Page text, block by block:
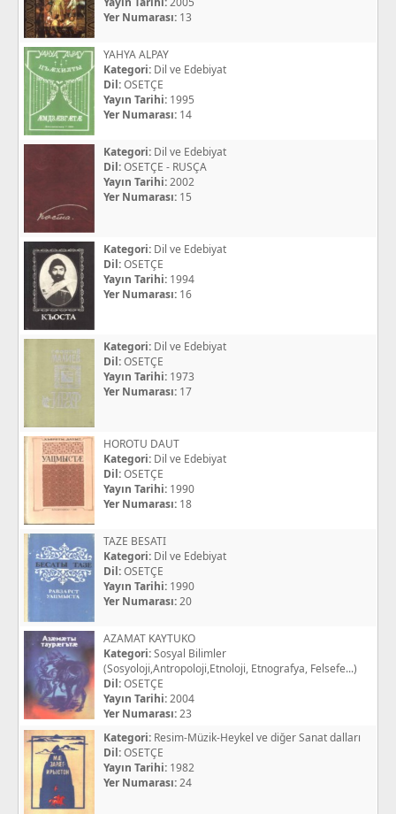
Yer Numarası: 13
YAHYA ALPAY
Kategori: Dil ve Edebiyat
Dil:OSETÇE
Yayın Tarihi: 1995
Yer Numarası: 14
Kategori: Dil ve Edebiyat
Dil:OSETÇE - RUSÇA
Yayın Tarihi:2002
Yer Numarası: 15
Kategori: Dil ve Edebiyat
Dil:OSETÇE
Yayın Tarihi: 1994
Yer Numarası: 16
Kategori: Dil ve Edebiyat
Dil:OSETÇE
Yayın Tarihi: 1973
Yer Numarası: 17
HOROTU DAUT
Kategori: Dil ve Edebiyat
Dil:OSETÇE
Yayın Tarihi: 1990
Yer Numarası: 18
TAZE BESATI
Kategori: Dil ve Edebiyat
Dil:OSETÇE
Yayın Tarihi: 1990
Yer Numarası:20
AZAMAT KAYTUKO
Kategori:Sosyal Bilimler
(Sosyoloji,Antropoloji,Etnoloji, Etnografya, Felsefe...)
Dil:OSETÇE
Yayın Tarihi:2004
Yer Numarası:23
Kategori: Resim-Müzik-Heykel ve diğer Sanat dalları
Dil:OSETÇE
Yayın Tarihi: 1982
Yer Numarası:24